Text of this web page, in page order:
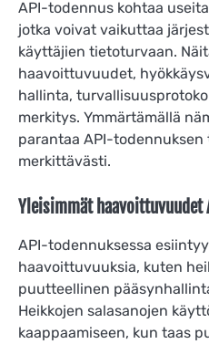
API-todennus kohtaa
jotka voivat vaikuttaa
käyttäjien tietoturvaan.
haavoittuvuudet,
hallinta,
merkitys. Ymmärtämällä
parantaa API-
merkittävästi.
Yleisimmät haavoittuvuudet
API-todennuksessa
haavoittuvuuksia, kuten
puutteellinen
Heikkojen salasanojen
kaappaamiseen, kun taas